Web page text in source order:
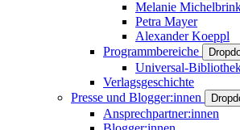
Melanie
Petra Mayer
Alexander Koeppl
Programmbereiche
Universal-
Verlagsgeschichte
Presse und Blogger:innen
Ansprechpartner:innen